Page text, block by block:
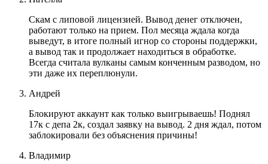
Скам с липовой лицензией. Вывод денег отключен,
работают только на прием. Пол месяца ждала когда
выведут, в итоге полный игнор со стороны поддержки,
а вывод так и продолжает находиться в обработке.
Всегда считала вулканы самым конченным разводом, но
эти даже их переплюнули.
Андрей
Блокируют аккаунт как только выигрываешь! Поднял
17к с депа 2к, создал заявку на вывод. 2 дня ждал, потом
заблокировали без объяснения причины!
Владимир